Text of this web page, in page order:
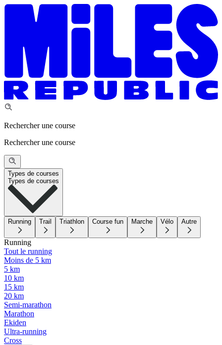
Rechercher une course
Rechercher une course
Types de courses
Types de courses
Running Trail Triathlon Course fun Marche Vélo Autre
Running
Tout le running
Moins de 5 km
5 km
10 km
15 km
20 km
Semi-marathon
Marathon
Ekiden
Ultra-running
Cross